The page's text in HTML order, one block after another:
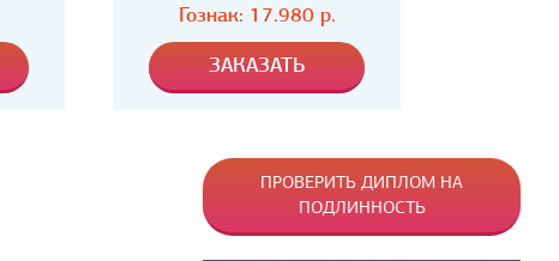
Гознак: 16.980 р.
ПРОВЕРИТЬ ДИПЛОМ НА
ПОДЛИННОСТЬ